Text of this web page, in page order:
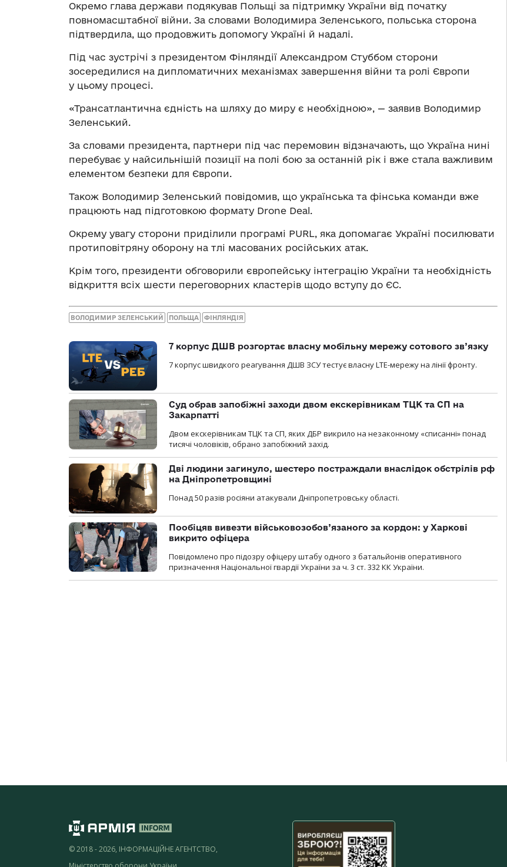
Окремо глава держави подякував Польщі за підтримку України від початку
повномасштабної війни. За словами Володимира Зеленського, польська сторона
підтвердила, що продовжить допомогу Україні й надалі.
Під час зустрічі з президентом Фінляндії Александром Стуббом сторони
зосередилися на дипломатичних механізмах завершення війни та ролі Європи
у цьому процесі.
«Трансатлантична єдність на шляху до миру є необхідною», — заявив Володимир
Зеленський.
За словами президента, партнери під час перемовин відзначають, що Україна нині
перебуває у найсильнішій позиції на полі бою за останній рік і вже стала важливим
елементом безпеки для Європи.
Також Володимир Зеленський повідомив, що українська та фінська команди вже
працюють над підготовкою формату Drone Deal.
Окрему увагу сторони приділили програмі PURL, яка допомагає Україні посилювати
протиповітряну оборону на тлі масованих російських атак.
Крім того, президенти обговорили європейську інтеграцію України та необхідність
відкриття всіх шести переговорних кластерів щодо вступу до ЄС.
ВОЛОДИМИР ЗЕЛЕНСЬКИЙ ПОЛЬЩА ФІНЛЯНДІЯ
7 корпус ДШВ розгортає власну мобільну мережу сотового зв’язку
7 корпус швидкого реагування ДШВ ЗСУ тестує власну LTE-мережу на лінії фронту.
Суд обрав запобіжні заходи двом екскерівникам ТЦК та СП на
Закарпатті
Двом екскерівникам ТЦК та СП, яких ДБР викрило на незаконному «списанні» понад
тисячі чоловіків, обрано запобіжний захід.
Дві людини загинуло, шестеро постраждали внаслідок обстрілів рф
на Дніпропетровщині
Понад 50 разів росіяни атакували Дніпропетровську області.
Пообіцяв вивезти військовозобов’язаного за кордон: у Харкові
викрито офіцера
Повідомлено про підозру офіцеру штабу одного з батальйонів оперативного
призначення Національної гвардії України за ч. 3 ст. 332 КК України.
© 2018 - 2026, ІНФОРМАЦІЙНЕ АГЕНТСТВО,